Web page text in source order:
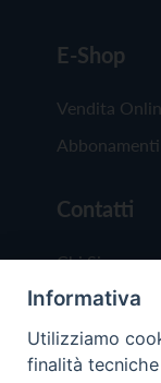
E-Shop
Vendita
Abbonamenti
Contatti
Chi Siamo
Redazione
Scrivici
Informativa
Utilizziamo
finalità